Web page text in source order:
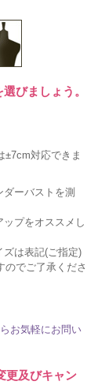
びましょう。
±7cm対応できま
ーバストを測
プをオススメし
ズは表記(ご指定)
のでご了承くださ
お気軽にお問い
更及びキャン